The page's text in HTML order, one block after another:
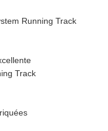
Running Track
Track